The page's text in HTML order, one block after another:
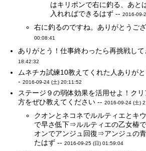
はキリポンで右に釣る、あと
入れればできるはず --2016-09-
右に釣るのですね。ありがとうご
00:08:41
ありがとう！仕事終わったら再挑戦し
18:42:32
ムネチカ試練10教えてくれた人ありが
-2016-09-24 (土) 20:11:52
ステージ９の弱体効果を活用せよ！ク
方をぜひ教えてください --2016-09-24 (土)
クオンとネコネでルルティエとキ
で早さ低下⇒ルルティエの乙女椿
オンでアンジュ回復⇒アンジュの
たはず --2016-09-25 (日) 01:59:04